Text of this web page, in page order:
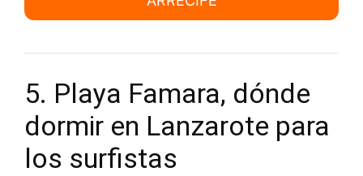
5. Playa Famara, dónde
dormir en Lanzarote para
los surfistas